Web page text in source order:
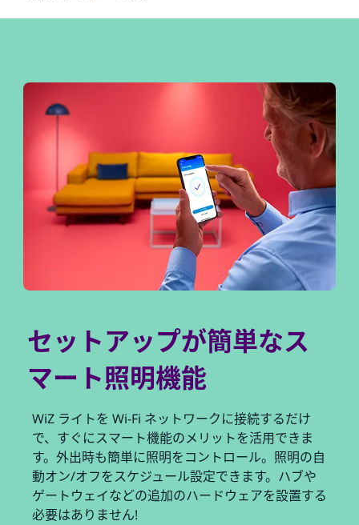
セットアップが簡単なス
マート照明機能
WiZ ライトを Wi-Fi ネットワークに接続するだけ
で、すぐにスマート機能のメリットを活用できま
す。外出時も簡単に照明をコントロール。照明の自
動オン/オフをスケジュール設定できます。ハブや
ゲートウェイなどの追加のハードウェアを設置する
必要はありません!